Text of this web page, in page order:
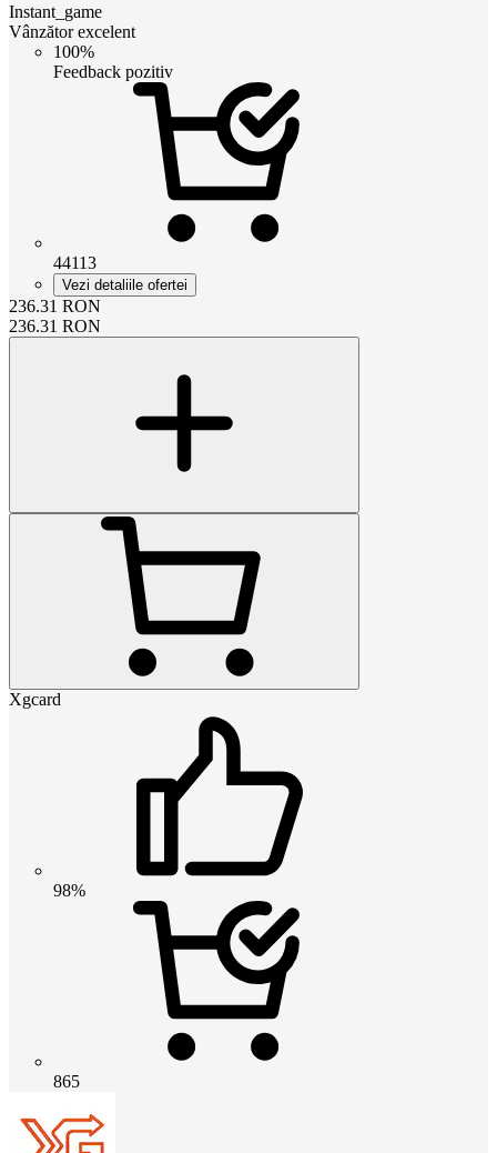
Instant_game
Vânzător excelent
100%
Feedback pozitiv
44113
Vezi detaliile ofertei
236.31 RON
236.31 RON
Xgcard
98%
865